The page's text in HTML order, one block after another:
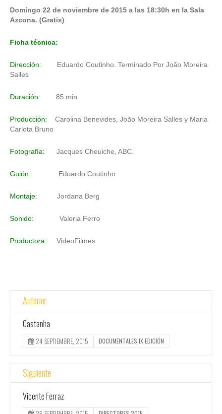
Domingo 22 de noviembre de 2015 a las 18:30h en la Sala
Azcona. (Gratis)
Ficha técnica:
Dirección: Eduardo Coutinho. Terminado Por João Moreira
Salles
Duración: 85 min
Producción: Carolina Benevides, João Moreira Salles y Maria
Carlota Bruno
Fotografía: Jacques Cheuiche, ABC.
Guión: Eduardo Coutinho
Montaje: Jordana Berg
Sonido: Valeria Ferro
Productora: VideoFilmes
Anterior
Castanha
24 SEPTIEMBRE, 2015 DOCUMENTALES IX EDICIÓN
Siguiente
Vicente Ferraz